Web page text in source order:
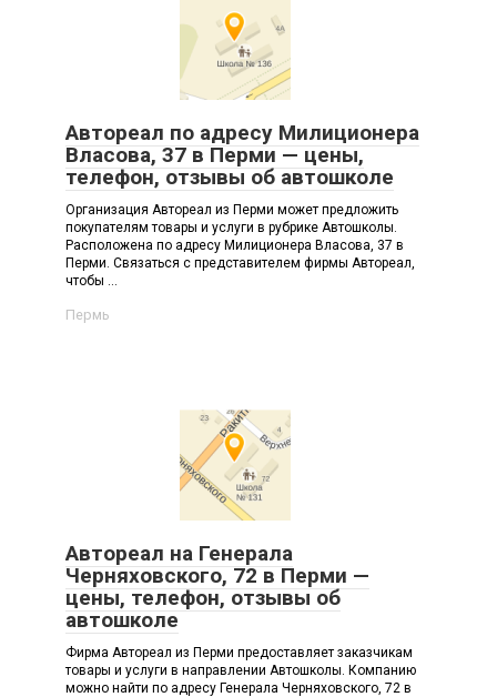
Автореал по адресу Милиционера
Власова, 37 в Перми — цены,
телефон, отзывы об автошколе
Организация Автореал из Перми может предложить
покупателям товары и услуги в рубрике Автошколы.
Расположена по адресу Милиционера Власова, 37 в
Перми. Связаться с представителем фирмы Автореал,
чтобы ...
Пермь
Автореал на Генерала
Черняховского, 72 в Перми —
цены, телефон, отзывы об
автошколе
Фирма Автореал из Перми предоставляет заказчикам
товары и услуги в направлении Автошколы. Компанию
можно найти по адресу Генерала Черняховского, 72 в